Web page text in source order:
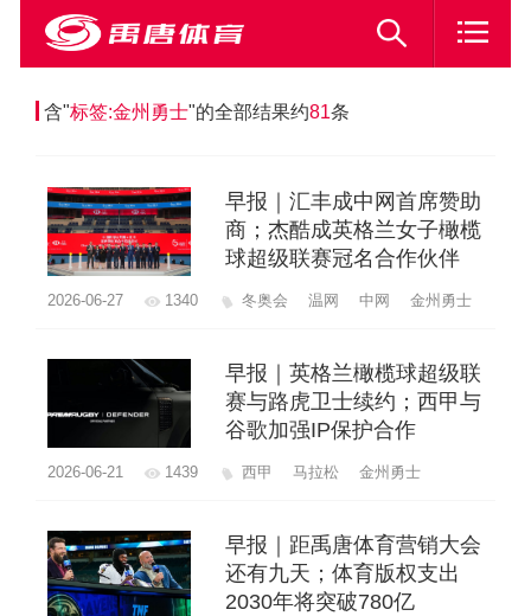
含"标签:金州勇士"的全部结果约81条
早报｜汇丰成中网首席赞助
商；杰酷成英格兰女子橄榄
球超级联赛冠名合作伙伴
2026-06-27 1340 冬奥会 温网 中网 金州勇士
早报｜英格兰橄榄球超级联
赛与路虎卫士续约；西甲与
谷歌加强IP保护合作
2026-06-21 1439 西甲 马拉松 金州勇士
早报｜距禹唐体育营销大会
还有九天；体育版权支出
2030年将突破780亿